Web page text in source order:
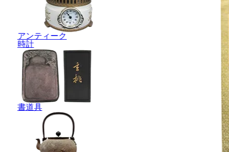
アンティーク
時計
書道具